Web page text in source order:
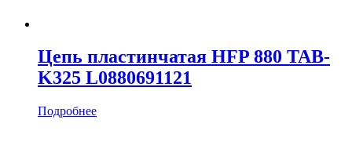
Цепь пластинчатая HFP 880 TAB-
K325 L0880691121
Подробнее